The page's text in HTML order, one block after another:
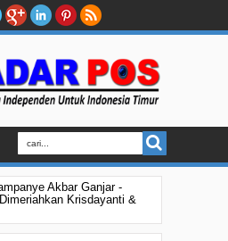
Akbar Ganjar -
Krisdayanti &